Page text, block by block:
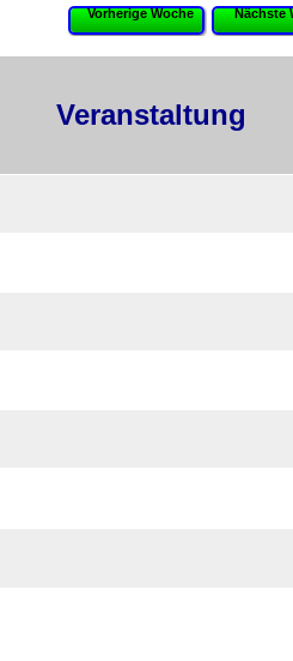
Vorherige Woche Nächste
Veranstaltung